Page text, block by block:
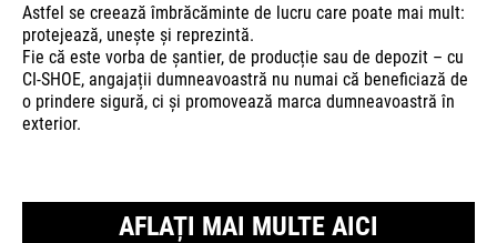
Astfel se creează îmbrăcăminte de lucru care poate mai mult:
protejează, unește și reprezintă.
Fie că este vorba de șantier, de producție sau de depozit – cu
CI-SHOE, angajații dumneavoastră nu numai că beneficiază de
o prindere sigură, ci și promovează marca dumneavoastră în
exterior.
AFLAȚI MAI MULTE AICI